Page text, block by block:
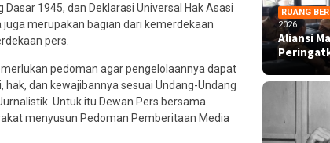
1945, dan Deklarasi Universal Hak Asasi
juga merupakan bagian dari kemerdekaan
pers.
pedoman agar pengelolaannya dapat
dan kewajibannya sesuai Undang-Undang
Untuk itu Dewan Pers bersama
menyusun Pedoman Pemberitaan Media
RUANG
2026
Aliansi